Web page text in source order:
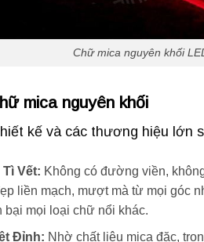
Chữ mica nguyên khối
mica nguyên khối
kế và các thương hiệu lớn
Vết: Không có đường viền,
liền mạch, mượt mà từ mọi góc
bại mọi loại chữ nổi khác.
Đỉnh: Nhờ chất liệu mica đặc,